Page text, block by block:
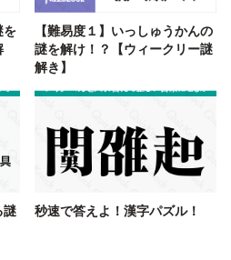
を
【難易度１】いっしゅうかんの
謎を解け！？【ウィークリー謎
解き】
謎
秒速で答えよ！漢字パズル！